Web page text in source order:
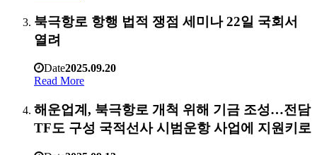
북극항로 항행 법적 쟁점 세미나 22일 국회서
열려
Date2025.09.20
Read More
해운업계, 북극항로 개척 위해 기금 조성…전담
TF도 구성 국적선사 시범운항 사업에 지원키로